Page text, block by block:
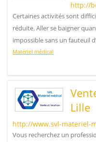
http://
Certaines activités sont
réduite. Aller se baigner
impossible sans un fauteuil
Matériel médical
Lille
http://www.svl-materiel-
Vous recherchez un